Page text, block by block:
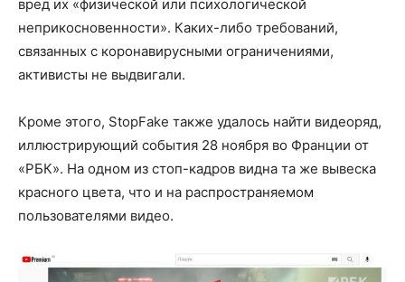
вред их «физической или психологической
неприкосновенности». Каких-либо требований,
связанных с коронавирусными ограничениями,
активисты не выдвигали.
Кроме этого, StopFake также удалось найти видеоряд,
иллюстрирующий события 28 ноября во Франции от
«РБК». На одном из стоп-кадров видна та же вывеска
красного цвета, что и на распространяемом
пользователями видео.